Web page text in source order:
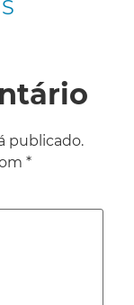
publicado.
*